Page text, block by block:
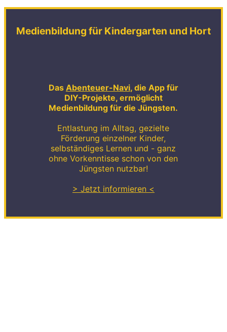
Medienbildung für Kindergarten und Hort
Das Abenteuer-Navi, die App für
DIY-Projekte, ermöglicht
Medienbildung für die Jüngsten.
Entlastung im Alltag, gezielte
Förderung einzelner Kinder,
selbständiges Lernen und - ganz
ohne Vorkenntisse schon von den
Jüngsten nutzbar!
> Jetzt informieren <